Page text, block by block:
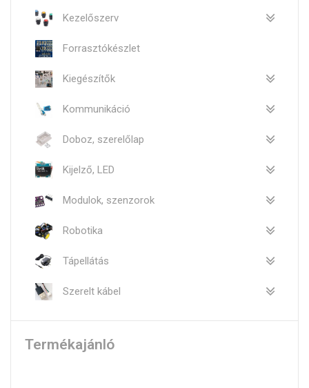
Kezelőszerv
Forrasztókészlet
Kiegészítők
Kommunikáció
Doboz, szerelőlap
Kijelző, LED
Modulok, szenzorok
Robotika
Tápellátás
Szerelt kábel
Termékajánló